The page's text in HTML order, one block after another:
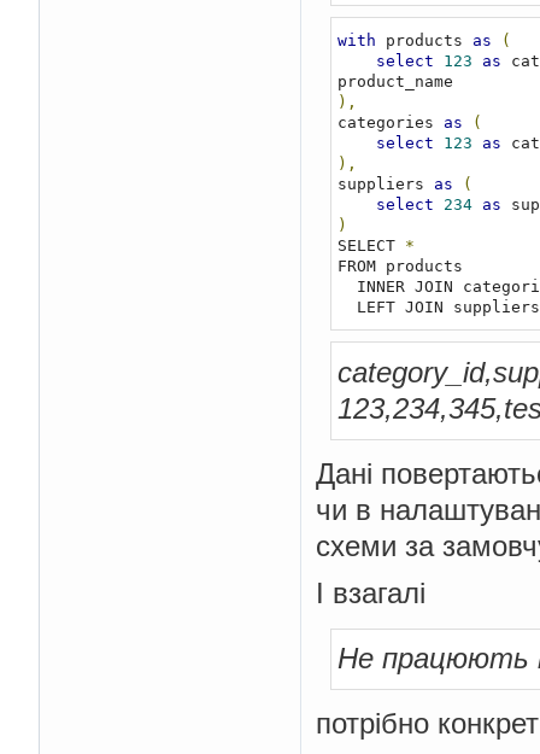
with products as
(
select
123 as
),
categories as
(
select
123 as
),
suppliers as
(
select
234 as
)
SELECT *
FROM products
INNER JOIN
LEFT JOIN
Дані
чи в
схеми за
І взагалі
Не працюють
потрібно